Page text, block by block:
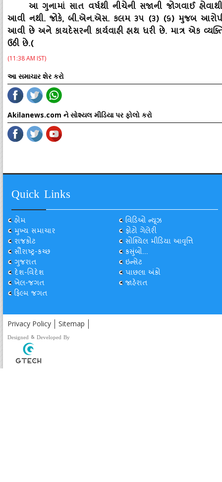
આ ગુનામાં સાત વર્ષથી નીચેની સજાની જોગવાઈ
આવી નથી. જોકે, બી.એન.એસ. કલમ ૩૫ (૩) (૬) મુજબ આરોપીને
આવી છે અને કાયદેસરની કાર્યવાહી હાથ ધરી છે. માત્ર એક
ઉઠી છે.(
(11:38 AM IST)
આ સમાચાર શેર કરો
Akilanews.com ને સોશ્યલ મીડિયા પર ફોલો કરો
Quick Links
હોમ
મુખ્ય સમાચાર
રાજકોટ
સૌરાષ્ટ્ર-કચ્છ
ગુજરાત
દેશ-વિદેશ
ખેલ-જગત
ફિલ્મ જગત
વિડિઓ ન્યૂઝ
ફોટો ગેલેરી
સોશ્યિલ મીડિયા આવૃત્તિ
કસુંબો...
ઇન્સેટ
પાછલા અંકો
જાહેરાત
Privacy Policy Sitemap
Designed & Developed By